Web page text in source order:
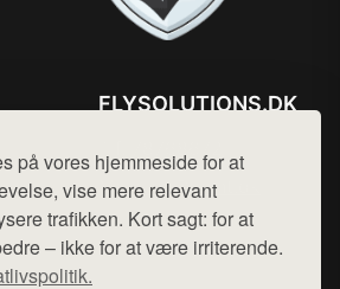
på vores hjemmeside for at
vise mere relevant
trafikken. Kort sagt: for at
– ikke for at være irriterende.
FLYSOLUTIONS.DK
Mail: hej@want.dk
Cookie- og privatlivspolitik